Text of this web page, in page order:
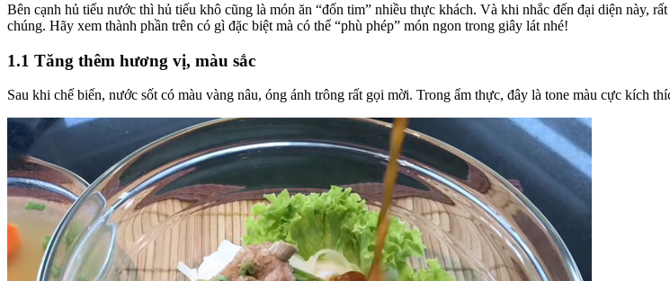
Bên cạnh hủ tiếu nước thì hủ tiếu khô cũng là món ăn “đốn tim” nhiều thực khách. Và khi nhắc đến đại diện này,
chúng. Hãy xem thành phần trên có gì đặc biệt mà có thể “phù phép” món ngon trong giây lát nhé!
1.1 Tăng thêm hương vị, màu sắc
Sau khi chế biến, nước sốt có màu vàng nâu, óng ánh trông rất gọi mời. Trong ẩm thực, đây là tone màu cực kích